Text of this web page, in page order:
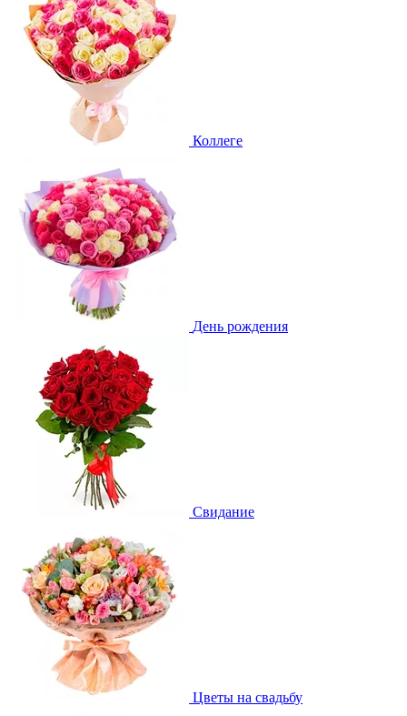
Коллеге
День рождения
Свидание
Цветы на свадьбу